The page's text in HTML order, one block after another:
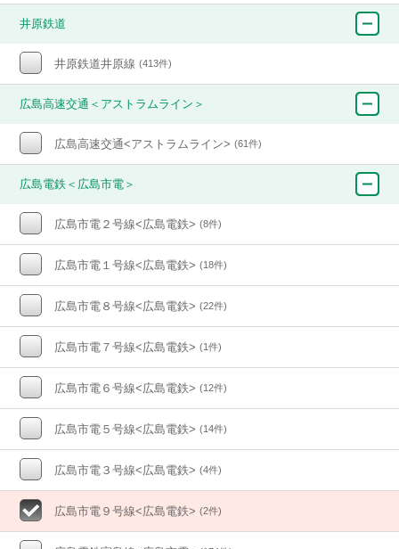
井原鉄道
井原鉄道井原線 (413件)
広島高速交通＜アストラムライン＞
広島高速交通<アストラムライン> (61件)
広島電鉄＜広島市電＞
広島市電２号線<広島電鉄> (8件)
広島市電１号線<広島電鉄> (18件)
広島市電８号線<広島電鉄> (22件)
広島市電７号線<広島電鉄> (1件)
広島市電６号線<広島電鉄> (12件)
広島市電５号線<広島電鉄> (14件)
広島市電３号線<広島電鉄> (4件)
広島市電９号線<広島電鉄> (2件)